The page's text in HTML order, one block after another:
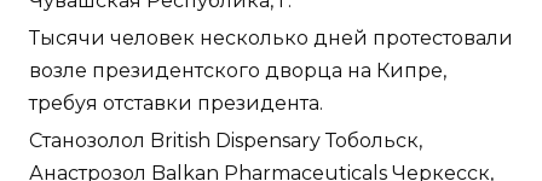
Тысячи человек несколько дней протестовали
возле президентского дворца на Кипре,
требуя отставки президента.
Станозолол British Dispensary Тобольск,
Анастрозол Balkan Pharmaceuticals Черкесск,